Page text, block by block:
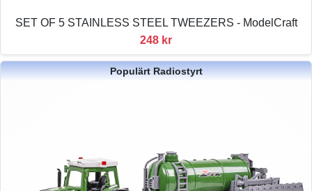
SET OF 5 STAINLESS STEEL TWEEZERS - ModelCraft
248 kr
Populärt Radiostyrt